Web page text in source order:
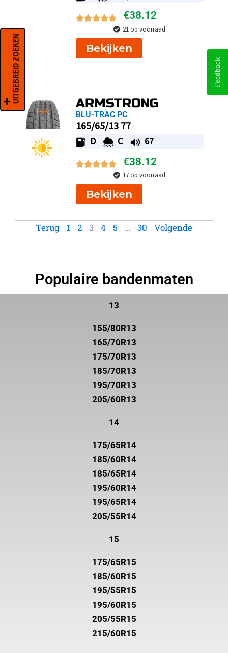
€38.12
21 op voorraad
Bekijken
ARMSTRONG
BLU-TRAC PC
165/65/13 77
D C 67
€38.12
17 op voorraad
Bekijken
Terug 1 2 3 4 5 … 30 Volgende
Populaire bandenmaten
13
155/80R13
165/70R13
175/70R13
185/70R13
195/70R13
205/60R13
14
175/65R14
185/60R14
185/65R14
195/60R14
195/65R14
205/55R14
15
175/65R15
185/60R15
195/55R15
195/60R15
205/55R15
215/60R15
UITGEBREID ZOEKEN Feedback